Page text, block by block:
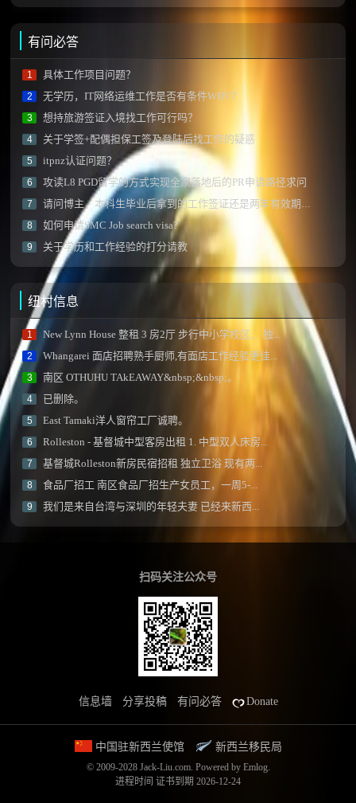
有问必答
1 具体工作项目问题？
2 无学历，IT网络运维工作是否有条件WHV？
3 想持旅游签证入境找工作可行吗？
4 关于学签+配偶担保工签及登陆后找工作的疑惑
5 itpnz认证问题？
6 攻读L8 PGD留学的方式实现全家落地后的PR申请路径求问
7 请问博主，本科生毕业后拿到的工作签证还是两年有效期的那种吗？
8 如何申请SMC Job search visa?
9 关于学历和工作经验的打分请教
纽村信息
1 New Lynn House 整租 3 房2厅 步行中小学校区、 独...
2 Whangarei 面店招聘熟手厨师,有面店工作经验更佳...
3 南区 OTHUHU TAkEAWAY&nbsp;&nbsp;。
4 已删除。
5 East Tamaki洋人窗帘工厂诚聘。
6 Rolleston - 基督城中型客房出租 1. 中型双人床房...
7 基督城Rolleston新房民宿招租 独立卫浴 现有两...
8 食品厂招工 南区食品厂招生产女员工，一周5-...
9 我们是来自台湾与深圳的年轻夫妻 已经来新西...
扫码关注公众号
信息墙 分享投稿 有问必答 Donate
中国驻新西兰使馆 新西兰移民局
© 2009-2028 Jack-Liu.com. Powered by Emlog.
进程时间 证书到期 2026-12-24